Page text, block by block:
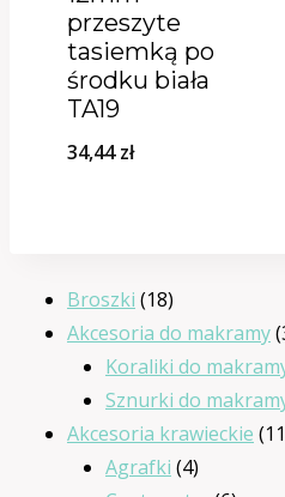
przeszyte
tasiemką po
środku biała
TA19
34,44zł
Broszki 1818
produktów
Akcesoria do makramy
Koraliki do
Sznurki do
Akcesoria krawieckie
Agrafki 44